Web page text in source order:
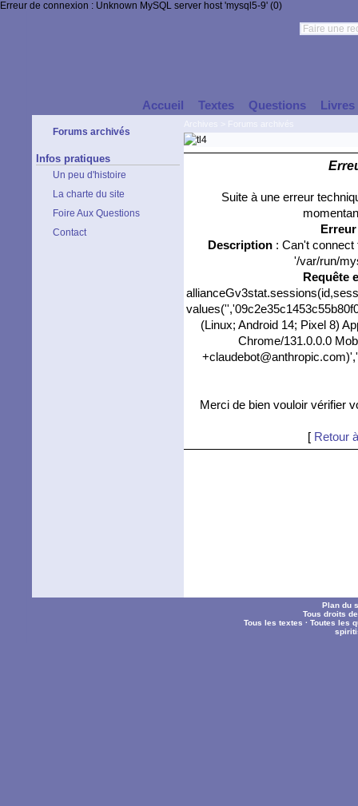
Erreur de connexion : Unknown MySQL server host 'mysql5-9' (0)
Accueil Textes Questions Livres
Forums archivés
Infos pratiques
Un peu d'histoire
La charte du site
Foire Aux Questions
Contact
Suite à une erreur
Description: Can't connect
'/var/run/
Requête
(Linux; Android 14; Pixel 8)
Chrome/131.0.0.0
Merci de bien vouloir vérifier
[ Retour
Plan du
Tous droits
Tous les textes ·Toutes les